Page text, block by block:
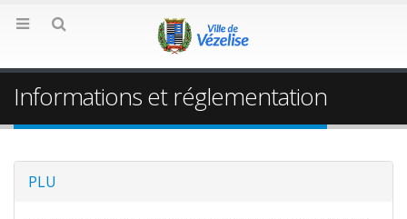
Informations et réglementation
PLU